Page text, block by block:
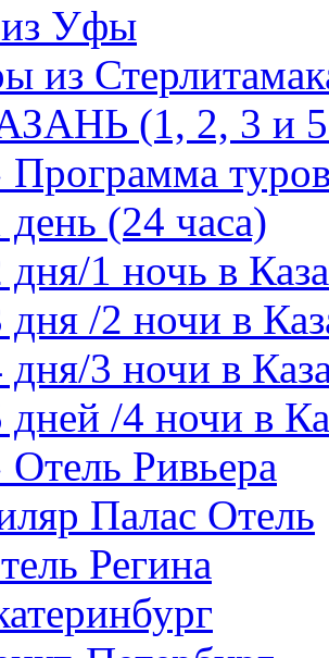
Уфы
из
(1, 2, 3 и
Программа
день (24 часа)
дня/1 ночь в
дня /2 ночи в
дня/3 ночи в
дней /4 ночи в
Отель Ривьера
Палас Отель
Регина